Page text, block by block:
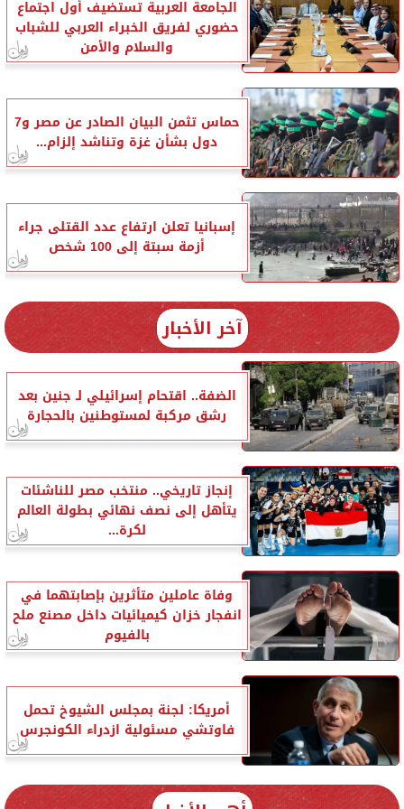
الجامعة العربية تستضيف أول اجتماع
حضوري لفريق الخبراء العربي للشباب
والسلام والأمن
حماس تثمن البيان الصادر عن مصر و7
دول بشأن غزة وتناشد إلزام...
إسبانيا تعلن ارتفاع عدد القتلى جراء
أزمة سبتة إلى 100 شخص
آخر الأخبار
الضفة.. اقتحام إسرائيلي لـ جنين بعد
رشق مركبة لمستوطنين بالحجارة
إنجاز تاريخي.. منتخب مصر للناشئات
يتأهل إلى نصف نهائي بطولة العالم
لكرة...
وفاة عاملين متأثرين بإصابتهما في
انفجار خزان كيميائيات داخل مصنع ملح
بالفيوم
أمريكا: لجنة بمجلس الشيوخ تحمل
فاوتشي مسئولية ازدراء الكونجرس